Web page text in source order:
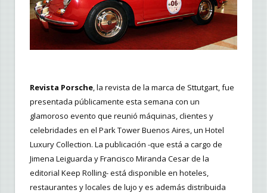
Revista Porsche, la revista de la marca de Sttutgart, fue
presentada públicamente esta semana con un
glamoroso evento que reunió máquinas, clientes y
celebridades en el Park Tower Buenos Aires, un Hotel
Luxury Collection. La publicación -que está a cargo de
Jimena Leiguarda y Francisco Miranda Cesar de la
editorial Keep Rolling- está disponible en hoteles,
restaurantes y locales de lujo y es además distribuida